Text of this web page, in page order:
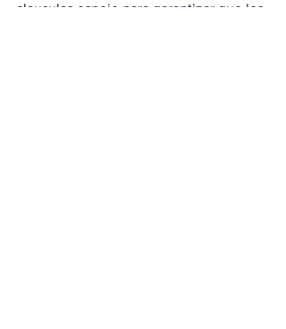
clausulas espejo para garantizar que los